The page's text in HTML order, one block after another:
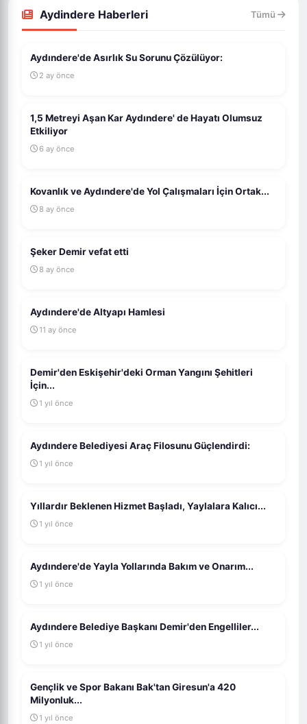
Aydindere Haberleri Tümü
Aydındere'de Asırlık Su Sorunu Çözülüyor:
2 ay önce
1,5 Metreyi Aşan Kar Aydındere' de Hayatı Olumsuz
Etkiliyor
6 ay önce
Kovanlık ve Aydındere'de Yol Çalışmaları İçin Ortak...
8 ay önce
Şeker Demir vefat etti
8 ay önce
Aydındere'de Altyapı Hamlesi
11 ay önce
Demir'den Eskişehir'deki Orman Yangını Şehitleri
İçin...
1 yıl önce
Aydındere Belediyesi Araç Filosunu Güçlendirdi:
1 yıl önce
Yıllardır Beklenen Hizmet Başladı, Yaylalara Kalıcı...
1 yıl önce
Aydındere'de Yayla Yollarında Bakım ve Onarım...
1 yıl önce
Aydındere Belediye Başkanı Demir'den Engelliler...
1 yıl önce
Gençlik ve Spor Bakanı Bak'tan Giresun'a 420
Milyonluk...
1 yıl önce